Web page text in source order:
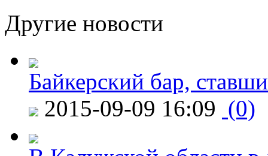
Другие новости
Байкерский бар,
2015-09-09 16:09 (0)